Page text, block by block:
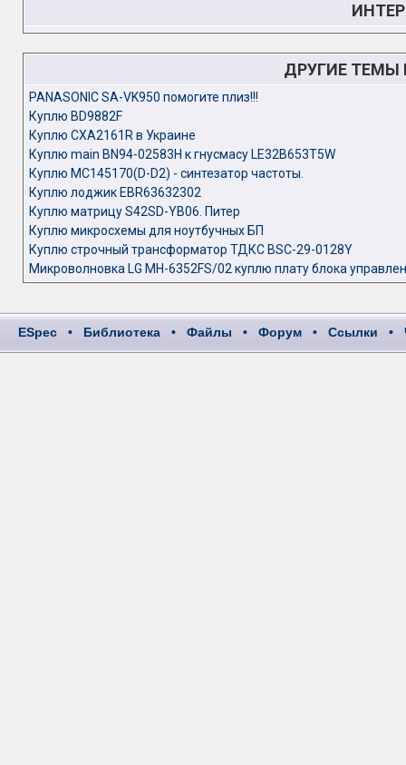
ДРУГИЕ ТЕМЫ
PANASONIC SA-VK950 помогите плиз!!!
Куплю BD9882F
Куплю CXA2161R в Украине
Куплю main BN94-02583H к гнусмасу LE32B653T5W
Куплю MC145170(D-D2) - синтезатор частоты.
Куплю лоджик EBR63632302
Куплю матрицу S42SD-YB06. Питер
Куплю микросхемы для ноутбучных БП
Куплю строчный трансформатор ТДКС BSC-29-0128Y
Микроволновка LG MH-6352FS/02 куплю плату блока
ESpec • Библиотека • Файлы • Форум • Ссылки •